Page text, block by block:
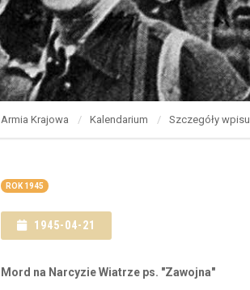
Armia Krajowa Kalendarium Szczegóły wpisu
ROK 1945
1945-04-21
Mord na Narcyzie Wiatrze ps. "Zawojna"